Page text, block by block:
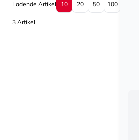
Ladende Artikel 10 20 50 100
3 Artikel